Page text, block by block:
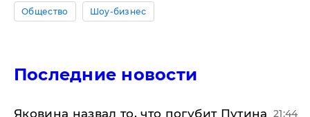
Общество Шоу-бизнес
Последние новости
Яковина назвал то, что погубит Путина 21:44